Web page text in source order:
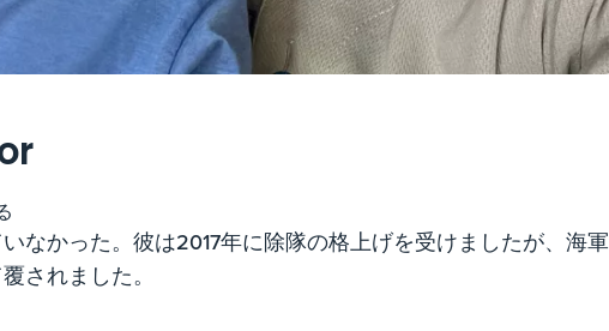
なかった。彼は2017年に除隊の格上げを受けましたが、海軍
されました。